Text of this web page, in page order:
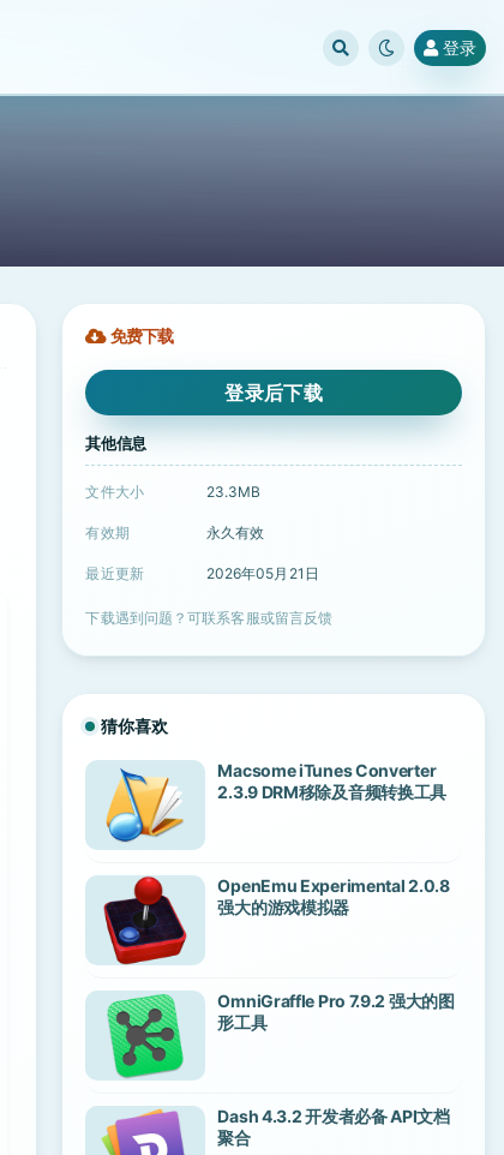
登录
免费下载
登录后下载
其他信息
文件大小 23.3MB
有效期 永久有效
最近更新 2026年05月21日
下载遇到问题？可联系客服或留言反馈
猜你喜欢
Macsome iTunes Converter
2.3.9 DRM移除及音频转换工具
OpenEmu Experimental 2.0.8
强大的游戏模拟器
OmniGraffle Pro 7.9.2 强大的图
形工具
Dash 4.3.2 开发者必备 API文档
聚合